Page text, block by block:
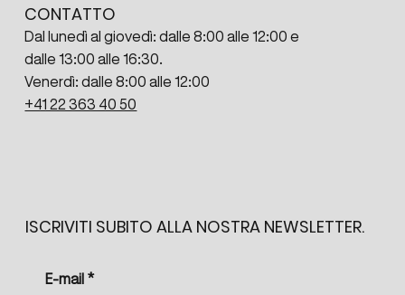
CONTATTO
Dal lunedì al giovedì: dalle 8:00 alle 12:00 e
dalle 13:00 alle 16:30.
Venerdì: dalle 8:00 alle 12:00
+41 22 363 40 50
ISCRIVITI SUBITO ALLA NOSTRA NEWSLETTER.
E-mail *